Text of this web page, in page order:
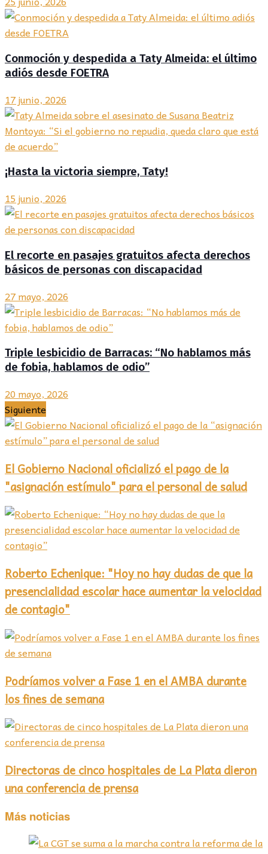
Conmoción y despedida a Taty Almeida: el último
adiós desde FOETRA
17 junio, 2026
¡Hasta la victoria siempre, Taty!
15 junio, 2026
El recorte en pasajes gratuitos afecta derechos
básicos de personas con discapacidad
27 mayo, 2026
Triple lesbicidio de Barracas: “No hablamos más
de fobia, hablamos de odio”
20 mayo, 2026
Siguiente
El Gobierno Nacional oficializó el pago de la
"asignación estímulo" para el personal de salud
Roberto Echenique: "Hoy no hay dudas de que la
presencialidad escolar hace aumentar la velocidad
de contagio"
Podríamos volver a Fase 1 en el AMBA durante
los fines de semana
Directoras de cinco hospitales de La Plata dieron
una conferencia de prensa
Más noticias